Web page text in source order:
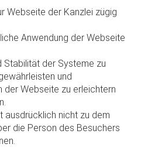
Webseite der Kanzlei zügig
Anwendung der Webseite
Stabilität der Systeme zu
und
der Webseite zu erleichtern
ausdrücklich nicht zu dem
die Person des Besuchers